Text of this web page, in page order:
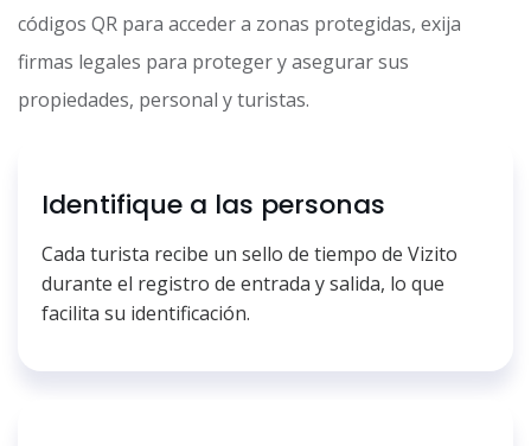
códigos QR para acceder a zonas protegidas, exija
firmas legales para proteger y asegurar sus
propiedades, personal y turistas.
Identifique a las personas
Cada turista recibe un sello de tiempo de Vizito
durante el registro de entrada y salida, lo que
facilita su identificación.